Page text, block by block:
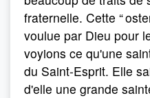
fraternelle. Cette “
voulue par Dieu pour
voyions ce qu'une
du Saint-Esprit. Elle
d'elle une grande